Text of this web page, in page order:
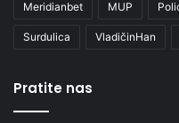
Meridianbet MUP
Surdulica VladičinHan
Pratite nas